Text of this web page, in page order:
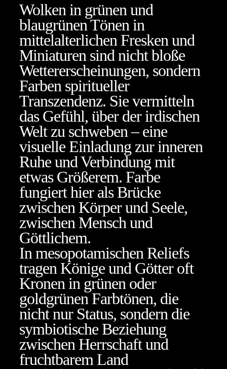
Wolken in grünen und
blaugrünen Tönen in
mittelalterlichen Fresken und
Miniaturen sind nicht bloße
Wettererscheinungen, sondern
Farben spiritueller
Transzendenz. Sie vermitteln
das Gefühl, über der irdischen
Welt zu schweben – eine
visuelle Einladung zur inneren
Ruhe und Verbindung mit
etwas Größerem. Farbe
fungiert hier als Brücke
zwischen Körper und Seele,
zwischen Mensch und
Göttlichem.
In mesopotamischen Reliefs
tragen Könige und Götter oft
Kronen in grünen oder
goldgrünen Farbtönen, die
nicht nur Status, sondern die
symbiotische Beziehung
zwischen Herrschaft und
fruchtbarem Land